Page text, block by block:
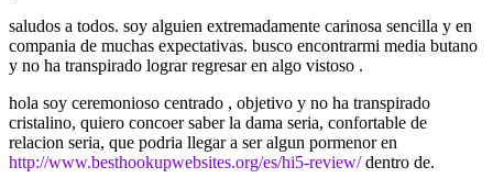
saludos a todos. soy alguien extremadamente carinosa sencilla y en
compania de muchas expectativas. busco encontrarmi media butano
y no ha transpirado lograr regresar en algo vistoso .
hola soy ceremonioso centrado , objetivo y no ha transpirado
cristalino, quiero concoer saber la dama seria, confortable de
relacion seria, que podri­a llegar a ser algun pormenor en
http://www.besthookupwebsites.org/es/hi5-review/dentro de.